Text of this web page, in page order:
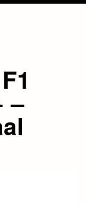
–